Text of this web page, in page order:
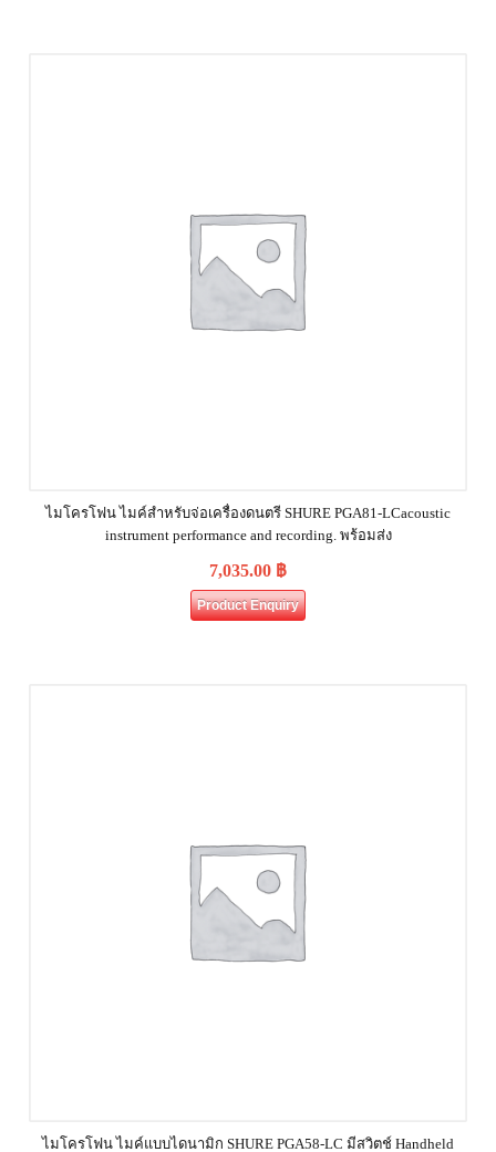
ไมโครโฟน ไมค์สำหรับจ่อเครื่องดนตรี SHURE PGA81-LCacoustic
instrument performance and recording. พร้อมส่ง
7,035.00 ฿
Product Enquiry
ไมโครโฟน ไมค์แบบไดนามิก SHURE PGA58-LC มีสวิตช์ Handheld